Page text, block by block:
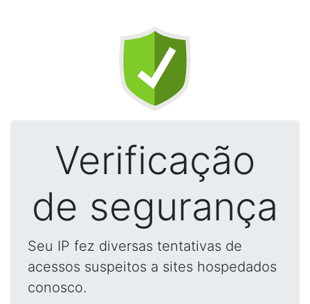
Verificação
de segurança
Seu IP fez diversas tentativas de
acessos suspeitos a sites hospedados
conosco.